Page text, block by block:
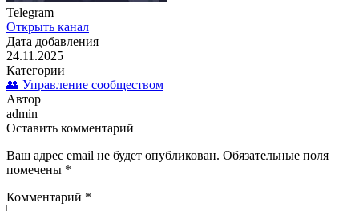
Telegram
Открыть канал
Дата добавления
24.11.2025
Категории
👥 Управление сообществом
Автор
admin
Оставить комментарий
Ваш адрес email не будет опубликован. Обязательные поля
помечены *
Комментарий *